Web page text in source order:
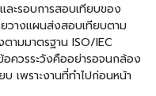
ะรอบการสอบเทียบของ
วางแผนส่งสอบเทียบตาม
ามมาตรฐาน ISO/IEC
ควรระวังคืออย่ารอจนกล้อง
เพราะงานที่ทำไปก่อนหน้า